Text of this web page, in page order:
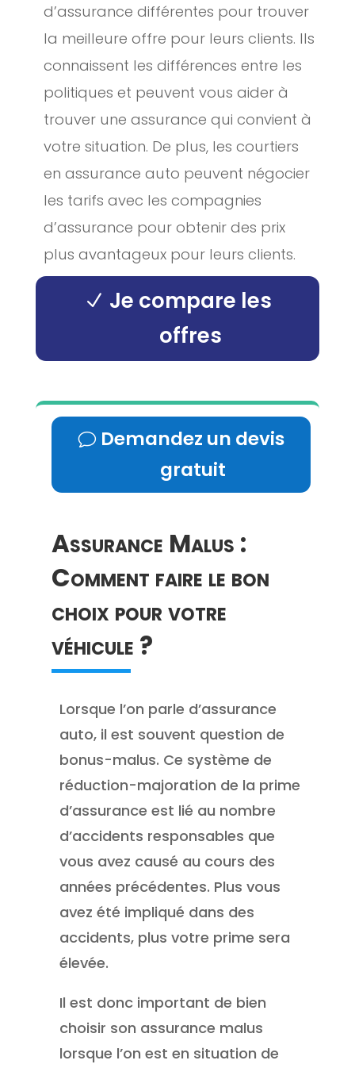
d’assurance différentes pour trouver
la meilleure offre pour leurs clients. Ils
connaissent les différences entre les
politiques et peuvent vous aider à
trouver une assurance qui convient à
votre situation. De plus, les courtiers
en assurance auto peuvent négocier
les tarifs avec les compagnies
d’assurance pour obtenir des prix
plus avantageux pour leurs clients.
Je compare les
offres
Demandez un devis
gratuit
Assurance Malus :
Comment faire le bon
choix pour votre
véhicule ?
Lorsque l’on parle d’assurance
auto, il est souvent question de
bonus-malus. Ce système de
réduction-majoration de la prime
d’assurance est lié au nombre
d’accidents responsables que
vous avez causé au cours des
années précédentes. Plus vous
avez été impliqué dans des
accidents, plus votre prime sera
élevée.
Il est donc important de bien
choisir son assurance malus
lorsque l’on est en situation de